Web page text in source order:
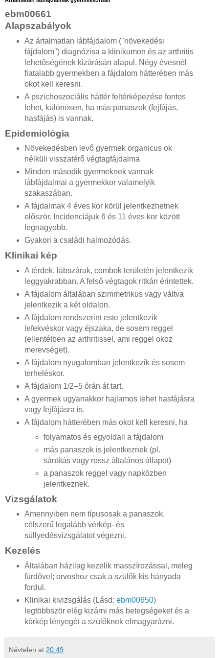
ebm00661
Alapszabályok
Az ártalmatlan lábfájdalom ("növekedési
fájdalom") diagnózisa a klinikumon és az arthritis
lehetőségének kizárásán alapul. Négy évesnél
fiatalabb gyermekben a fájdalom hátterében más
okot kell keresni.
A pszichoszociális háttér feltérképezése fontos
lehet, különösen, ha más panaszok (fejfájás,
hasfájás) is vannak.
Epidemiológia
Növekedésben levő gyermek organicus ok
nélküli visszatérő végtagfájdalma
Minden második gyermeknek vannak
lábfájdalmai a gyermekkor valamelyik
szakaszában.
A fájdalmak 4 éves kor körül jelentkezhetnek
először. Incidenciájuk 6 és 11 éves kor között
legnagyobb.
Gyakori a családi halmozódás.
Klinikai kép
A térdek, lábszárak, combok területén jelentkezik
leggyakrabban. A felső végtagok ritkán érintettek.
A fájdalom általában szimmetrikus vagy váltva
jelentkezik a két oldalon.
A fájdalom rendszerint este jelentkezik
lefekvéskor vagy éjszaka, de sosem reggel
(ellentétben az arthritissel, ami reggel okoz
merevséget).
A fájdalom nyugalomban jelentkezik és sosem
terheléskor.
A fájdalom 1/2–5 órán át tart.
A gyermek ugyanakkor hajlamos lehet hasfájásra
vagy fejfájásra is.
A fájdalom hátterében más okot kell keresni, ha
folyamatos és egyoldali a fájdalom
más panaszok is jelentkeznek (pl.
sántítás vagy rossz általános állapot)
a panaszok reggel vagy napközben
jelentkeznek.
Vizsgálatok
Amennyiben nem típusosak a panaszok,
célszerű legalább vérkép- és
süllyedésvizsgálatot végezni.
Kezelés
Általában házilag kezelik masszírozással, meleg
fürdővel; orvoshoz csak a szülők kis hányada
fordul.
Klinikai kivizsgálás (Lásd: ebm00650)
legtöbbször elég kizárni más betegségeket és a
kórkép lényegét a szülőknek elmagyarázni.
Névtelen at 20:49